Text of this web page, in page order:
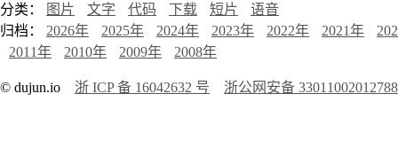
分类：
图片 文字 代码 下载 短片
语音
归档： 2026年 2025年 2024年 2023年 2022年 2021年
2011年
2010年 2009年 2008年
© dujun.io 浙 ICP 备 16042632 号 浙公网安备